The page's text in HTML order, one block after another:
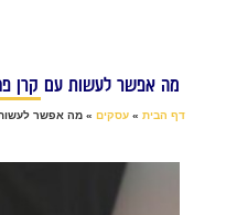
מה אפשר לעשות עם קרן
דף הבית » עסקים » מה אפשר לעשות